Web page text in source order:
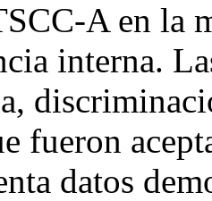
A en la
interna.
fueron
datos